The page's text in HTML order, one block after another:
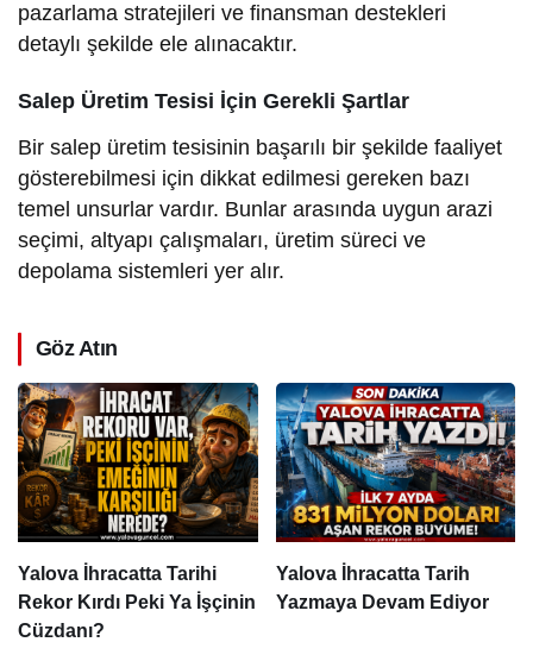
pazarlama stratejileri ve finansman destekleri
detaylı şekilde ele alınacaktır.
Salep Üretim Tesisi İçin Gerekli Şartlar
Bir salep üretim tesisinin başarılı bir şekilde faaliyet
gösterebilmesi için dikkat edilmesi gereken bazı
temel unsurlar vardır. Bunlar arasında uygun arazi
seçimi, altyapı çalışmaları, üretim süreci ve
depolama sistemleri yer alır.
Göz Atın
Yalova İhracatta Tarihi
Rekor Kırdı Peki Ya İşçinin
Cüzdanı?
Yalova İhracatta Tarih
Yazmaya Devam Ediyor